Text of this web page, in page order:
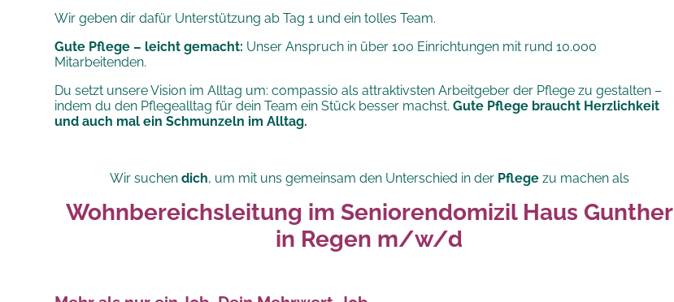
Wir geben dir dafür Unterstützung ab Tag 1 und ein tolles Team.
Gute Pflege – leicht gemacht: Unser Anspruch in über 100 Einrichtungen mit rund 10.000
Mitarbeitenden.
Du setzt unsere Vision im Alltag um: compassio als attraktivsten Arbeitgeber der Pflege zu gestalten –
indem du den Pflegealltag für dein Team ein Stück besser machst.Gute Pflege braucht Herzlichkeit
und auch mal ein Schmunzeln im Alltag.
Wir suchen dich, um mit uns gemeinsam den Unterschied in der Pflegezu machen als
Wohnbereichsleitung im Seniorendomizil Haus Gunther
in Regen m/w/d